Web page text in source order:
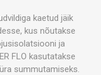
kaetud jäik
kus nõutakse
ja
FLO kasutatakse
summutamiseks.